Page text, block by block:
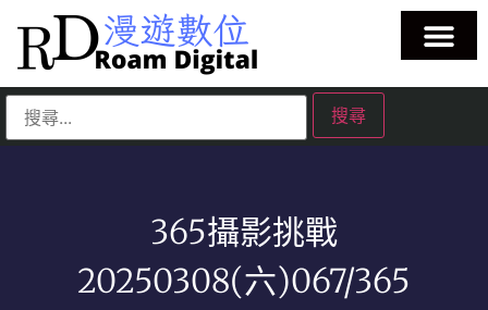
365攝影挑戰
20250308(六)067/365